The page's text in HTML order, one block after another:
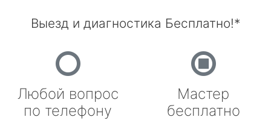
Выезд и диагностика Бесплатно!*
Любой вопрос
по телефону
Мастер
бесплатно